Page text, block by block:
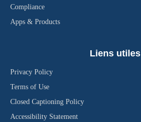
Compliance
Apps & Products
Liens utiles
Privacy Policy
Terms of Use
Closed Captioning Policy
Accessibility Statement